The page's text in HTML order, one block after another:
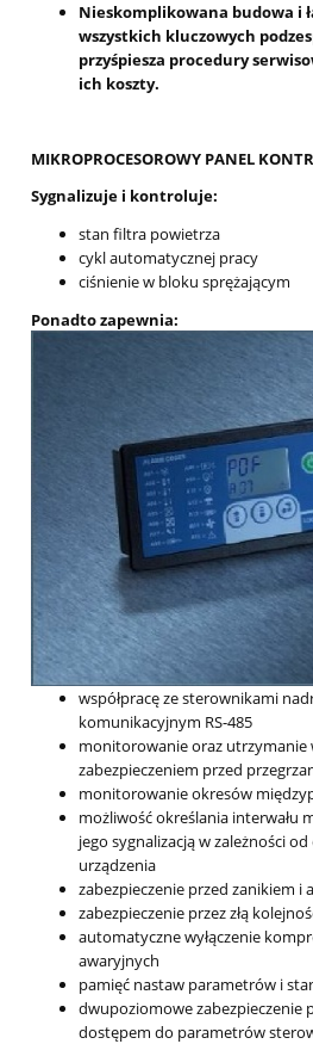
Nieskomplikowana budowa i
wszystkich kluczowych
przyśpiesza procedury
ich koszty.
MIKROPROCESOROWY PANEL
Sygnalizuje i kontroluje:
stan filtra powietrza
cykl automatycznej pracy
ciśnienie w bloku sprężającym
Ponadto zapewnia:
współpracę ze sterownikami
komunikacyjnym RS-485
monitorowanie oraz utrzymanie
zabezpieczeniem przed
monitorowanie okresów
możliwość określania interwału
jego sygnalizacją w zależności
urządzenia
zabezpieczenie przed zanikiem i
zabezpieczenie przez złą
automatyczne wyłączenie
awaryjnych
pamięć nastaw parametrów i
dwupoziomowe zabezpieczenie
dostępem do parametrów